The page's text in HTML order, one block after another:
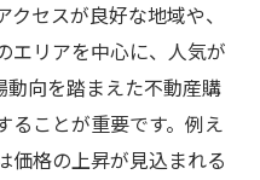
セスが良好な地域や、
エリアを中心に、人気が
動向を踏まえた不動産購
ることが重要です。例え
価格の上昇が見込まれる